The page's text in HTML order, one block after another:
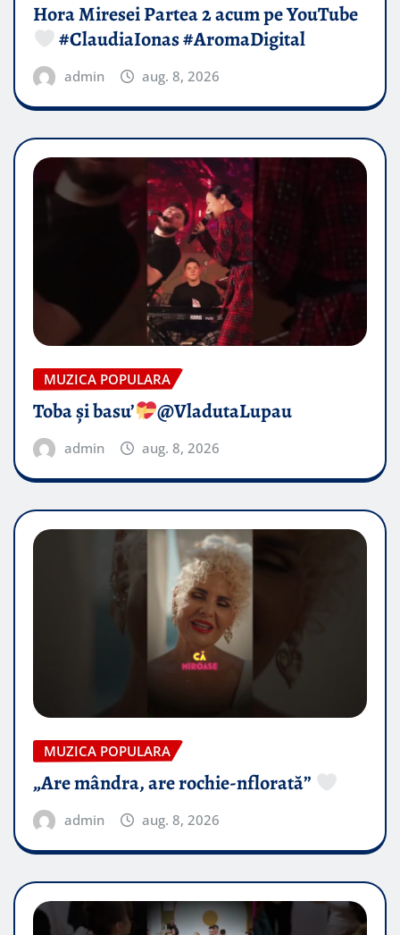
Hora Miresei Partea 2 acum pe YouTube
#ClaudiaIonas #AromaDigital
admin aug. 8, 2026
MUZICA POPULARA
Toba și basu’ @VladutaLupau
admin aug. 8, 2026
MUZICA POPULARA
„Are mândra, are rochie-nflorată”
admin aug. 8, 2026